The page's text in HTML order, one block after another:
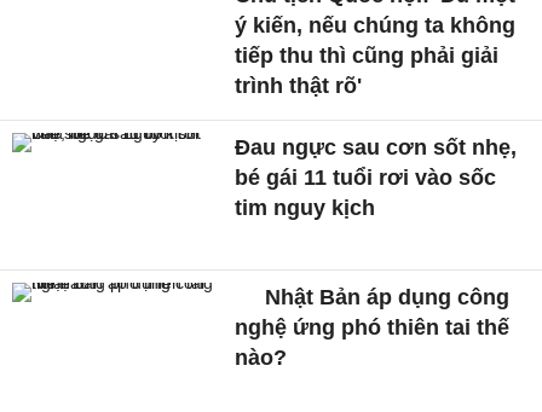
ý kiến, nếu chúng ta không
tiếp thu thì cũng phải giải
trình thật rõ'
Đau ngực sau cơn sốt nhẹ,
bé gái 11 tuổi rơi vào sốc
tim nguy kịch
Nhật Bản áp dụng công
nghệ ứng phó thiên tai thế
nào?